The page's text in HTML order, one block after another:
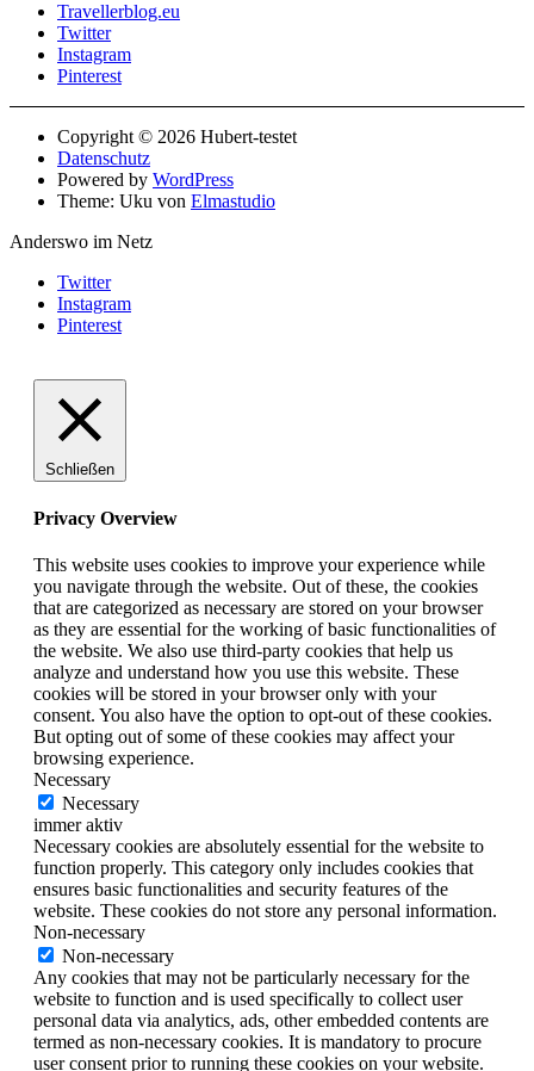
Travellerblog.eu
Twitter
Instagram
Pinterest
Copyright © 2026 Hubert-testet
Datenschutz
Powered by WordPress
Theme: Uku von Elmastudio
Anderswo im Netz
Twitter
Instagram
Pinterest
Schließen
Privacy Overview
This website uses cookies to improve your experience while
you navigate through the website. Out of these, the cookies
that are categorized as necessary are stored on your browser
as they are essential for the working of basic functionalities of
the website. We also use third-party cookies that help us
analyze and understand how you use this website. These
cookies will be stored in your browser only with your
consent. You also have the option to opt-out of these cookies.
But opting out of some of these cookies may affect your
browsing experience.
Necessary
Necessary
immer aktiv
Necessary cookies are absolutely essential for the website to
function properly. This category only includes cookies that
ensures basic functionalities and security features of the
website. These cookies do not store any personal information.
Non-necessary
Non-necessary
Any cookies that may not be particularly necessary for the
website to function and is used specifically to collect user
personal data via analytics, ads, other embedded contents are
termed as non-necessary cookies. It is mandatory to procure
user consent prior to running these cookies on your website.